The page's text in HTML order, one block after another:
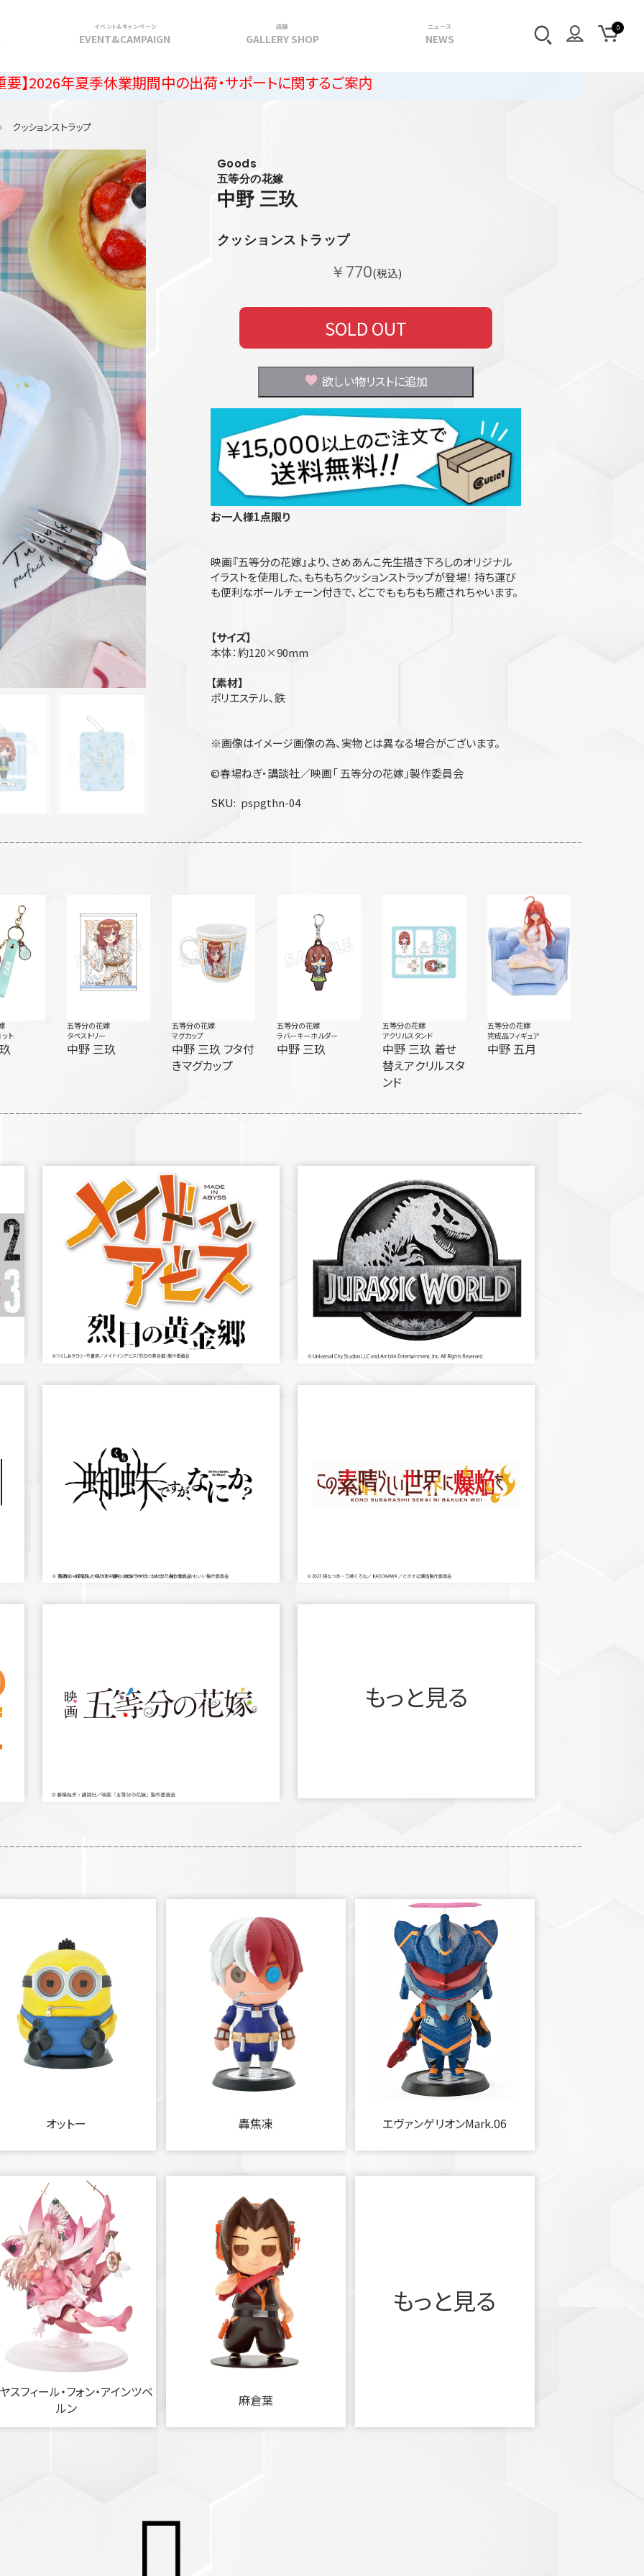
イベント＆キャンペーン
EVENT&CAMPAIGN
店舗
GALLERY SHOP
ニュース
NEWS
休業期間中の出荷・サポートに関するご案内
クッションストラップ
Goods
五等分の花嫁
中野 三玖
クッションストラップ
￥770(税込)
SOLD OUT
欲しい物リストに追加
お一人様1点限り
映画『五等分の花嫁』より、さめあんこ先生描き下ろしのオリジナル
イラストを使用した、もちもちクッションストラップが登場！ 持ち運び
も便利なボールチェーン付きで、どこでももちもち癒されちゃいます。
【サイズ】
本体：約120×90mm
【素材】
ポリエステル、鉄
※画像はイメージ画像の為、実物とは異なる場合がございます。
©春場ねぎ・講談社／映画「 五等分の花嫁」製作委員会
SKU
pspgthn-04
ト
五等分の花嫁
タペストリー
中野 三玖
五等分の花嫁
マグカップ
中野 三玖 フタ付
きマグカップ
五等分の花嫁
ラバーキーホルダー
中野 三玖
五等分の花嫁
アクリルスタンド
中野 三玖 着せ
替えアクリルスタ
ンド
五等分の花嫁
完成品フィギュア
中野 五月
もっと見る
オットー 轟焦凍 エヴァンゲリオンMark.06
スフィール・フォン・アインツベ
ルン
麻倉葉
もっと見る